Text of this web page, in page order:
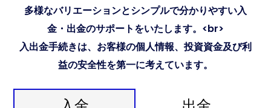
多様なバリエーションとシンプルで分かりやすい入
金・出金のサポートをいたします。<br>
入出金手続きは、お客様の個人情報、投資資金及び利
益の安全性を第一に考えています。